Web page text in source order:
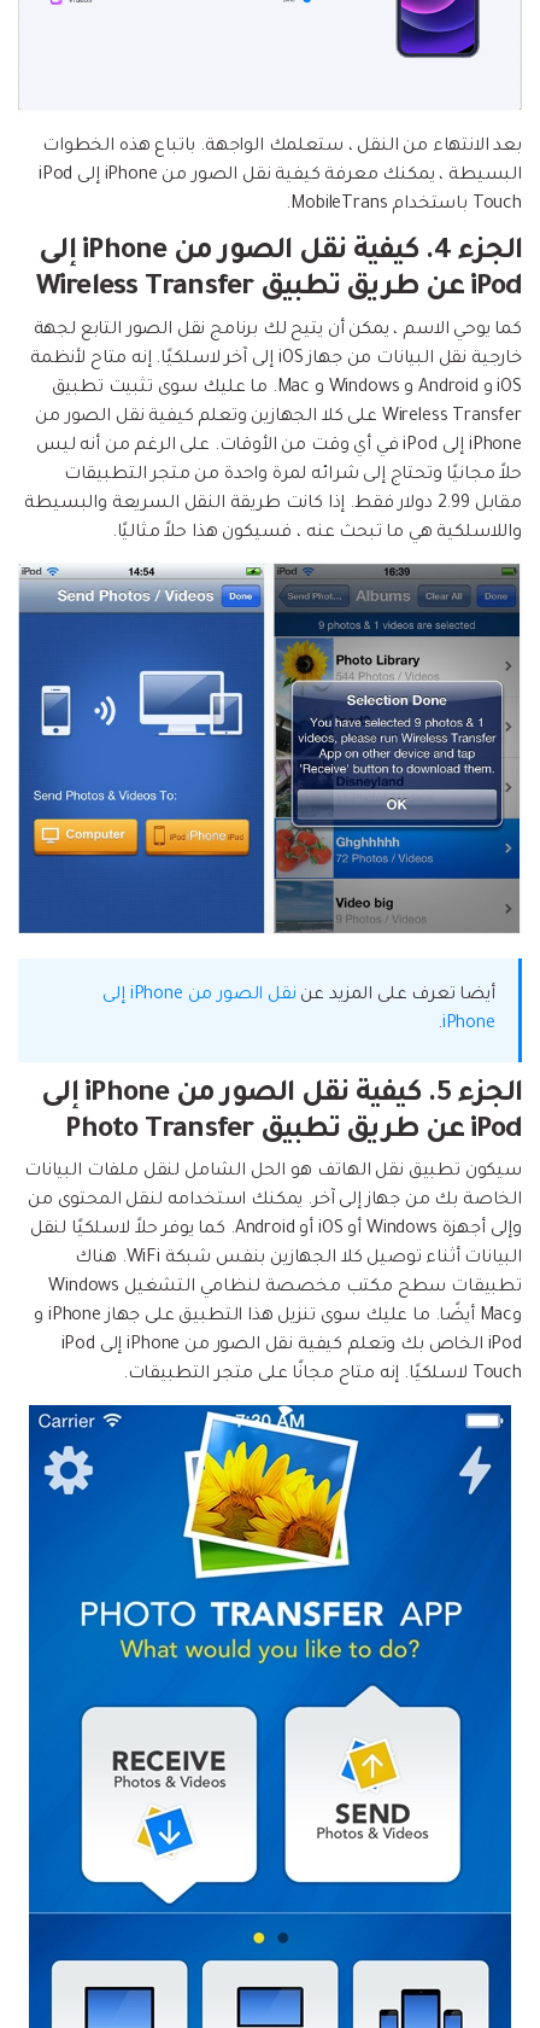
بعد الانتهاء من النقل ، ستعلمك الواجهة. باتباع هذه الخطوات
البسيطة ، يمكنك معرفة كيفية نقل الصور من iPhone إلى iPod
Touch باستخدام MobileTrans.
الجزء 4. كيفية نقل الصور من iPhone إلى
iPod عن طريق تطبيق Wireless Transfer
كما يوحي الاسم ، يمكن أن يتيح لك برنامج نقل الصور التابع لجهة
خارجية نقل البيانات من جهاز iOS إلى آخر لاسلكيًا. إنه متاح لأنظمة
iOS و Android و Windows و Mac. ما عليك سوى تثبيت تطبيق
Wireless Transfer على كلا الجهازين وتعلم كيفية نقل الصور من
iPhone إلى iPod في أي وقت من الأوقات. على الرغم من أنه ليس
حلاً مجانيًا وتحتاج إلى شرائه لمرة واحدة من متجر التطبيقات
مقابل 2.99 دولار فقط. إذا كانت طريقة النقل السريعة والبسيطة
واللاسلكية هي ما تبحث عنه ، فسيكون هذا حلاً مثاليًا.
أيضا تعرف على المزيد عن
نقل الصور من iPhone إلى
iPhone
.
الجزء 5. كيفية نقل الصور من iPhone إلى
iPod عن طريق تطبيق Photo Transfer
سيكون تطبيق نقل الهاتف هو الحل الشامل لنقل ملفات البيانات
الخاصة بك من جهاز إلى آخر. يمكنك استخدامه لنقل المحتوى من
وإلى أجهزة Windows أو iOS أو Android. كما يوفر حلاً لاسلكيًا لنقل
البيانات أثناء توصيل كلا الجهازين بنفس شبكة WiFi. هناك
تطبيقات سطح مكتب مخصصة لنظامي التشغيل Windows
وMac أيضًا. ما عليك سوى تنزيل هذا التطبيق على جهاز iPhone و
iPod الخاص بك وتعلم كيفية نقل الصور من iPhone إلى iPod
Touch لاسلكيًا. إنه متاح مجانًا على متجر التطبيقات.